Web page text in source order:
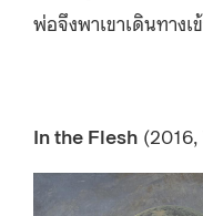
พ่อจึงพาเขาเดินทางเ
In the Flesh